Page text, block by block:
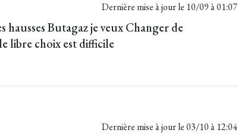
Dernière mise à jour le 10/09 à 01:07
hausses Butagaz je veux Changer de
libre choix est difficile
Dernière mise à jour le03/10 à 12:04